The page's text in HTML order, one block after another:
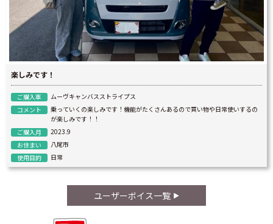
楽しみです！
ご購入車
ムーヴキャンバスストライプス
コメント
乗っていくの楽しみです！機能がたくさんあるので買い物や日常使いするの
が楽しみです！！
ご購入月
2023.9
お住まい
八尾市
使用目的
日常
ユーザーボイス一覧